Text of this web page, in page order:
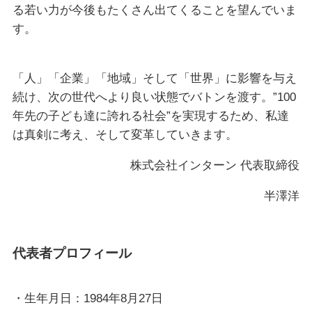
る若い力が今後もたくさん出てくることを望んでいま
す。
「人」「企業」「地域」そして「世界」に影響を与え
続け、次の世代へより良い状態でバトンを渡す。”100
年先の子ども達に誇れる社会”を実現するため、私達
は真剣に考え、そして変革していきます。
株式会社インターン 代表取締役
半澤洋
代表者プロフィール
・生年月日：1984年8月27日